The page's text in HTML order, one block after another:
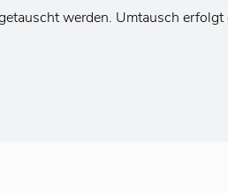
werden. Umtausch